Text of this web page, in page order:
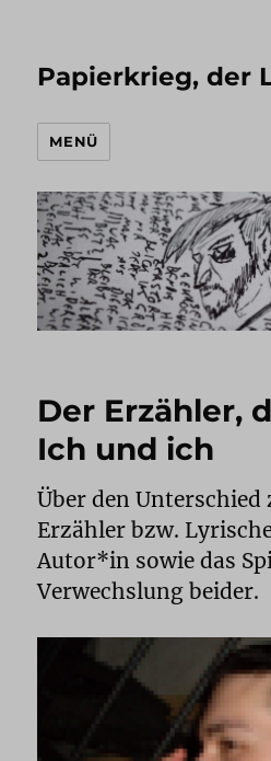
Papierkrieg, der
MENÜ
Der Erzähler,
Ich und ich
Über den Unterschied
Erzähler bzw.
Autor*in sowie das
Verwechslung beider.